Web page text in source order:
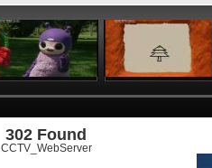
05:17 05:42
302 Found
CCTV_WebServer